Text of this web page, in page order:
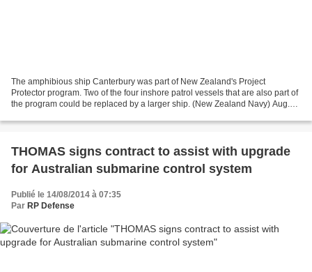
The amphibious ship Canterbury was part of New Zealand's Project
Protector program. Two of the four inshore patrol vessels that are also part of
the program could be replaced by a larger ship. (New Zealand Navy) Aug.
THOMAS signs contract to assist with upgrade
for Australian submarine control system
Publié le 14/08/2014 à 07:35
Par RP Defense